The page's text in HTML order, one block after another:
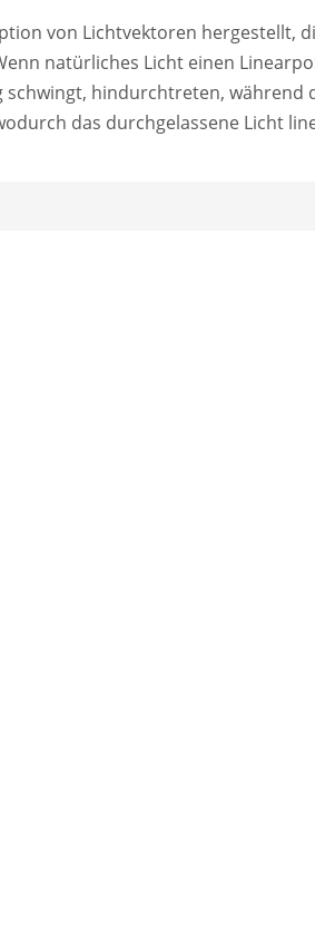
von Lichtvektoren hergestellt,
natürliches Licht einen
hindurchtreten, während
das durchgelassene Licht